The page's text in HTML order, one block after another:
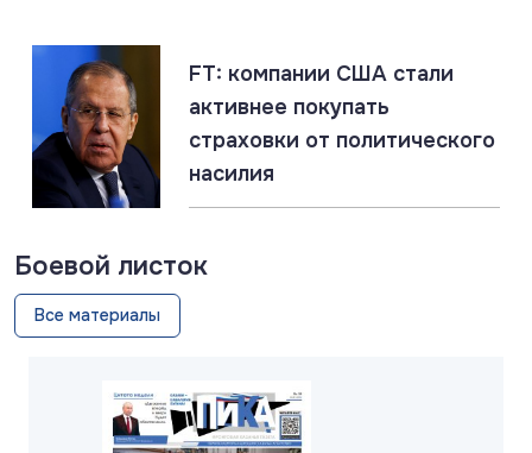
ЕС бессильны
FT: компании США стали
активнее покупать
страховки от политического
насилия
Боевой листок
Все материалы